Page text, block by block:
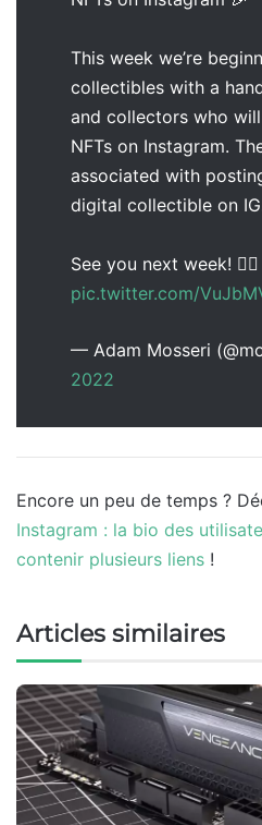
This week we’re
collectibles with a
and collectors who
NFTs on Instagram.
associated with
digital collectible on
See you next week! ✌🏼
pic.twitter.com/
— Adam Mosseri
2022
Encore un peu de temps ?
Instagram : la bio des
contenir plusieurs liens !
Articles similaires